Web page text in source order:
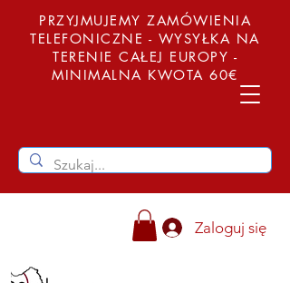
PRZYJMUJEMY ZAMÓWIENIA
TELEFONICZNE - WYSYŁKA NA
TERENIE CAŁEJ EUROPY -
MINIMALNA KWOTA 60€
Zaloguj się